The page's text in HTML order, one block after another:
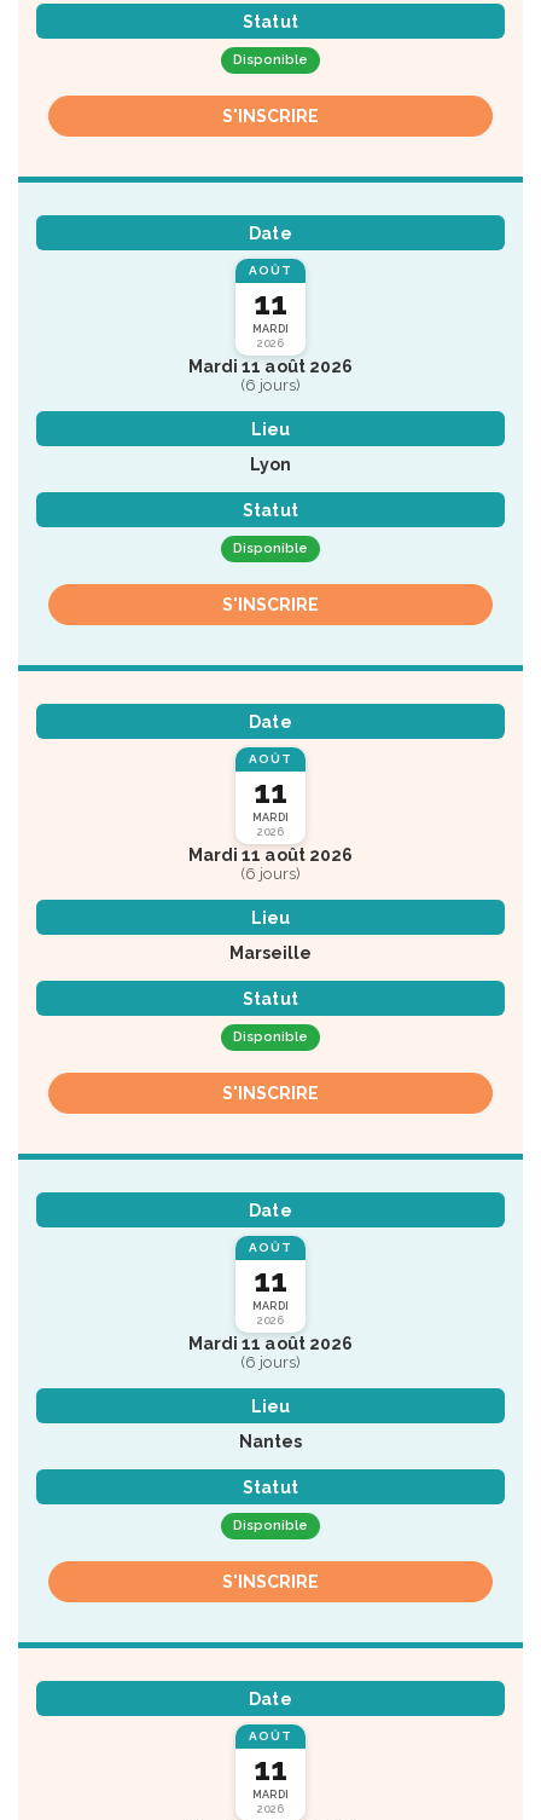
Statut
Disponible
S'INSCRIRE
Date
AOÛT
11
MARDI
2026
Mardi 11 août 2026
(6 jours)
Lieu
Lyon
Statut
Disponible
S'INSCRIRE
Date
AOÛT
11
MARDI
2026
Mardi 11 août 2026
(6 jours)
Lieu
Marseille
Statut
Disponible
S'INSCRIRE
Date
AOÛT
11
MARDI
2026
Mardi 11 août 2026
(6 jours)
Lieu
Nantes
Statut
Disponible
S'INSCRIRE
Date
AOÛT
11
MARDI
2026